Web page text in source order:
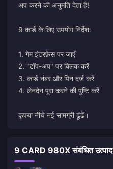
अप करने की अनुमति देता है!
9 कार्ड के लिए उपयोग निर्देश:
1. गेम इंटरफ़ेस पर जाएँ
2. "टॉप-अप" पर क्लिक करें
3. कार्ड नंबर और पिन दर्ज करें
4. लेनदेन पूरा करने की पुष्टि करें
कृपया नीचे नई सामग्री ढूंढें।
9 CARD 980X संबंधित उत्पाद